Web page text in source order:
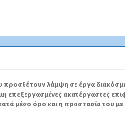
λάμψη σε έργα
επεξεργασμένες ακατέργαστες
μέσο όρο και η προστασία του